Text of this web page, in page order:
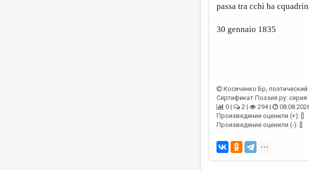
passa tra cchi ha
30 gennaio 1835
Косиченко Бр,
Сертификат Поэзия.ру:
0 |
2 | 294 |
Произведение оценили (+): []
Произведение оценили (-): []